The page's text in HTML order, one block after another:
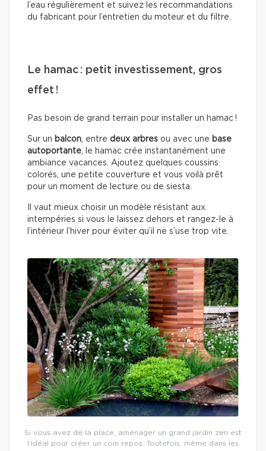
l’eau régulièrement et suivez les recommandations
du fabricant pour l’entretien du moteur et du filtre.
Le hamac : petit investissement, gros
effet !
Pas besoin de grand terrain pour installer un hamac !
Sur un balcon , entre deux arbres ou avec une base
autoportante , le hamac crée instantanément une
ambiance vacances. Ajoutez quelques coussins
colorés, une petite couverture et vous voilà prêt
pour un moment de lecture ou de siesta.
Il vaut mieux choisir un modèle résistant aux
intempéries si vous le laissez dehors et rangez-le à
l’intérieur l’hiver pour éviter qu’il ne s’use trop vite.
Si vous avez de la place, aménager un grand jardin zen est
l’idéal pour créer un coin repos. Toutefois, même dans les